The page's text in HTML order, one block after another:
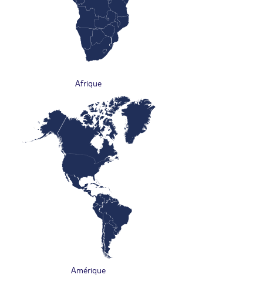
Afrique
Amérique